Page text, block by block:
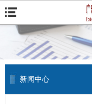
新闻中心